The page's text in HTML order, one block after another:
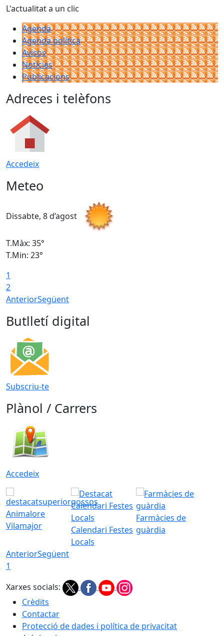
L'actualitat a un clic
Agenda
Agenda política
Avisos
Notícies
Publicacions
Adreces i telèfons
Accedeix
Meteo
Dissabte, 8 d’agost
T.Màx: 35°
T.Min: 23°
1
2
AnteriorSegüent
Butlletí digital
Subscriu-te
Plànol / Carrers
Accedeix
Animalore
Vilamajor
Calendari Festes
Locals
Farmàcies de
guàrdia
AnteriorSegüent
1
Xarxes socials:
Crèdits
Contactar
Protecció de dades i política de privacitat